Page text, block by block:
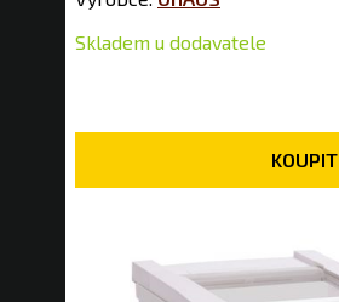
Skladem u dodavatele
KOUPIT